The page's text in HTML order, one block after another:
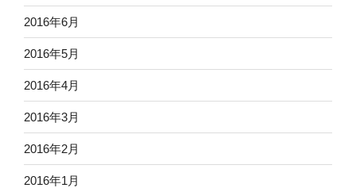
2016年6月
2016年5月
2016年4月
2016年3月
2016年2月
2016年1月